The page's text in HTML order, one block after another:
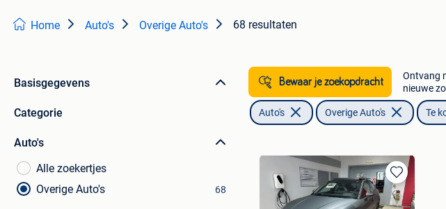
Home Auto's Overige Auto's 68 resultaten
Basisgegevens
Categorie
Auto's
Alle zoekertjes
Overige Auto's
68
Bewaar je zoekopdracht
Ontvang
nieuwe
Auto's Overige Auto's Te
Bewaren